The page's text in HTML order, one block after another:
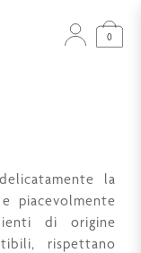
0
la
piacevolmente
di origine
rispettano